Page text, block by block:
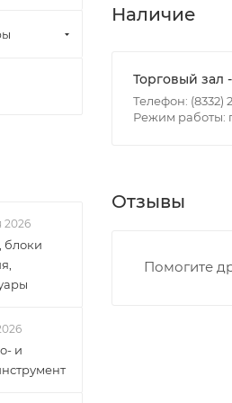
Итоговая
- количества
Границы
•
• Щорса –
Наличие
Торговый зал
Телефон: (8332)
Режим работы:
Отзывы
Помогите
2026
блоки
и